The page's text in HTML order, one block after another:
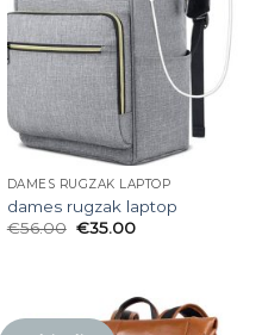
DAMES RUGZAK LAPTOP
dames rugzak laptop
€56.00 €35.00